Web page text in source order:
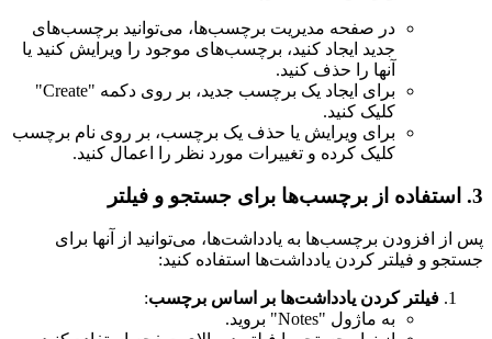
در صفحه مدیریت برچسب‌ها، می‌توانید برچسب‌های
جدید ایجاد کنید، برچسب‌های موجود را ویرایش کنید یا
آنها را حذف کنید.
برای ایجاد یک برچسب جدید، بر روی دکمه "Create"
کلیک کنید.
برای ویرایش یا حذف یک برچسب، بر روی نام برچسب
کلیک کرده و تغییرات مورد نظر را اعمال کنید.
3. استفاده از برچسب‌ها برای جستجو و فیلتر
پس از افزودن برچسب‌ها به یادداشت‌ها، می‌توانید از آنها برای
جستجو و فیلتر کردن یادداشت‌ها استفاده کنید:
فیلتر کردن یادداشت‌ها بر اساس برچسب:
به ماژول "Notes" بروید.